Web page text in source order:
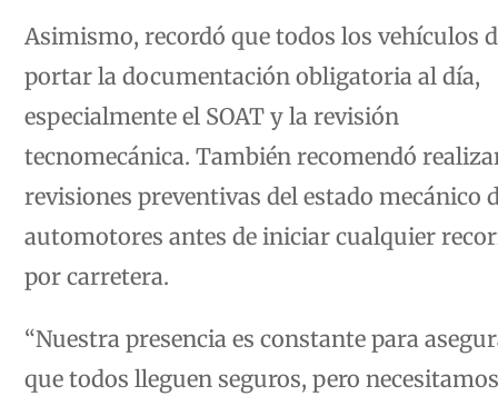
Asimismo, recordó que todos los vehículos
portar la documentación obligatoria al día,
especialmente el SOAT y la revisión
tecnomecánica. También recomendó
revisiones preventivas del estado mecánico
automotores antes de iniciar cualquier
por carretera.
“Nuestra presencia es constante para
que todos lleguen seguros, pero